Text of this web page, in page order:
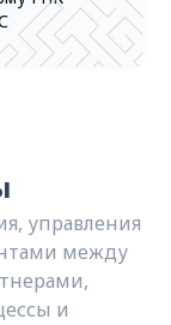
управления
между
и